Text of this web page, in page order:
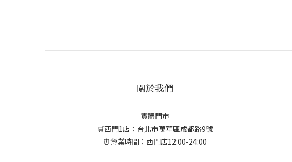
關於我們
實體門市
🛒西門1店：台北市萬華區成都路9號
⏰營業時間：西門店12:00-24:00